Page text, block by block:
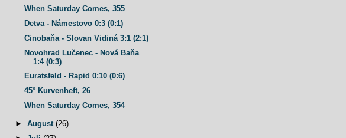
When Saturday Comes, 355
Detva - Námestovo 0:3 (0:1)
Cinobaňa - Slovan Vidiná 3:1 (2:1)
Novohrad Lučenec - Nová Baňa
1:4 (0:3)
Euratsfeld - Rapid 0:10 (0:6)
45° Kurvenheft, 26
When Saturday Comes, 354
► August (26)